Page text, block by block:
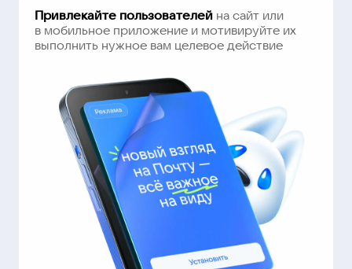
Привлекайте пользователей на сайт или
в мобильное приложение и мотивируйте их
выполнить нужное вам целевое действие